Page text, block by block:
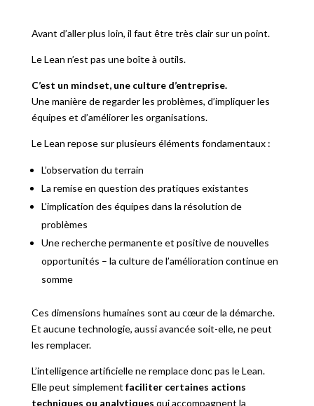
Avant d’aller plus loin, il faut être très clair sur un point.
Le Lean n’est pas une boîte à outils.
C’est un mindset, une culture d’entreprise.
Une manière de regarder les problèmes, d’impliquer les
équipes et d’améliorer les organisations.
Le Lean repose sur plusieurs éléments fondamentaux :
L’observation du terrain
La remise en question des pratiques existantes
L’implication des équipes dans la résolution de
problèmes
Une recherche permanente et positive de nouvelles
opportunités – la culture de l’amélioration continue en
somme
Ces dimensions humaines sont au cœur de la démarche.
Et aucune technologie, aussi avancée soit-elle, ne peut
les remplacer.
L’intelligence artificielle ne remplace donc pas le Lean.
Elle peut simplement faciliter certaines actions
techniques ou analytiques qui accompagnent la